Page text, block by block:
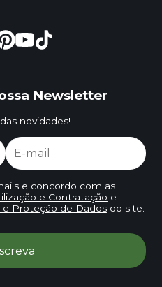
Newsletter
novidades!
e concordo com as
e Contratação e
e Proteção de Dadosdo site.